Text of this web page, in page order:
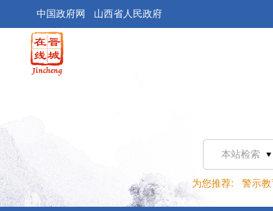
中国政府网 山西省人民政府
本站检索
为您推荐: 警示教